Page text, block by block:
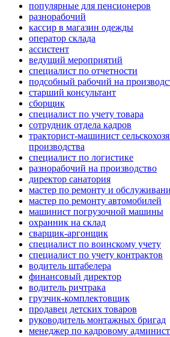
популярные для пенсионеров
разнорабочий
кассир в магазин одежды
оператор склада
ассистент
ведущий мероприятий
специалист по отчетности
подсобный рабочий на
старший консультант
сборщик
специалист по учету товара
сотрудник отдела кадров
тракторист-машинист
производства
специалист по логистике
разнорабочий на производство
директор санатория
мастер по ремонту и
мастер по ремонту автомобилей
машинист погрузочной машины
охранник на склад
сварщик-аргонщик
специалист по воинскому учету
специалист по учету контрактов
водитель штабелера
финансовый директор
водитель ричтрака
грузчик-комплектовщик
продавец детских товаров
руководитель монтажных бригад
менеджер по кадровому